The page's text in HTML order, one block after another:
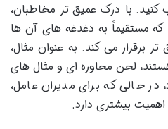
کنید. با درک عمیق تر مخاطبان،
که مستقیماً به دغدغه های آن ها
برقرار می کند. به عنوان مثال،
لحن محاوره ای و مثال های
در حالی که برای مدیران عامل،
بیشتری دارد.